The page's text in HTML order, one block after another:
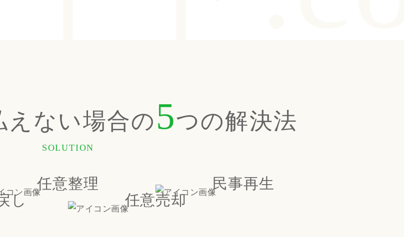
ない場合の5つの解決法
SOLUTION
任意整理
民事再生
し
任意売却